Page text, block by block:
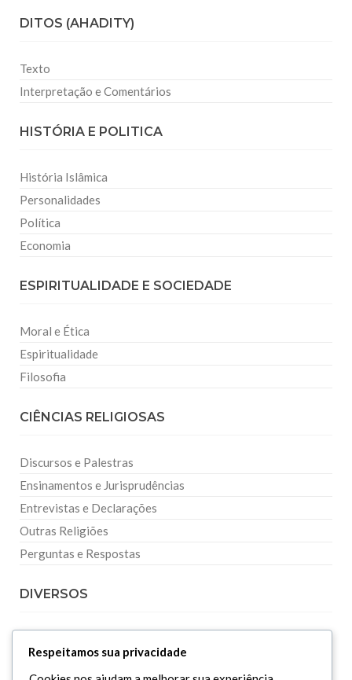
DITOS (AHADITY)
Texto
Interpretação e Comentários
HISTÓRIA E POLITICA
História Islâmica
Personalidades
Política
Economia
ESPIRITUALIDADE E SOCIEDADE
Moral e Ética
Espiritualidade
Filosofia
CIÊNCIAS RELIGIOSAS
Discursos e Palestras
Ensinamentos e Jurisprudências
Entrevistas e Declarações
Outras Religiões
Perguntas e Respostas
DIVERSOS
Dicionário Islâmico
Respeitamos sua privacidade